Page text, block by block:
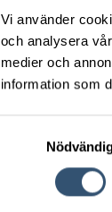
Vi använder
och analysera
medier och
information som